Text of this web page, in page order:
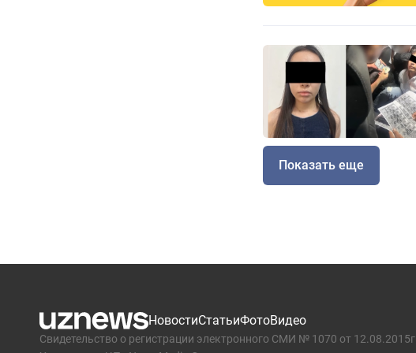
Показать еще
НовостиСтатьиФотоВидео
Свидетельство о регистрации электронного СМИ № 1070 от 12.08.2015г.